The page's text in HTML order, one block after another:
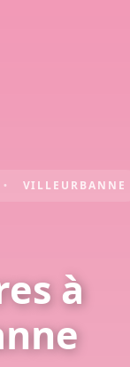
VILLEURBANNE
à